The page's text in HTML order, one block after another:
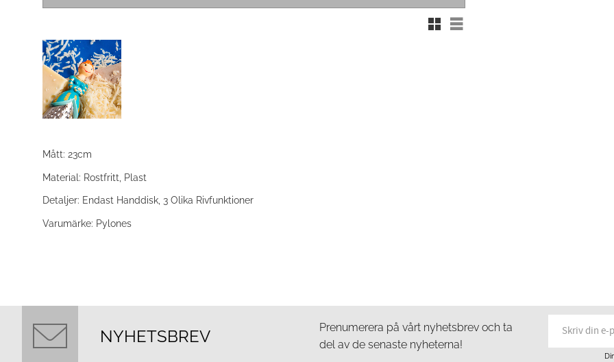
Rutnätsvy
Listvy
Mått: 23cm
Material: Rostfritt, Plast
Detaljer: Endast Handdisk, 3 Olika Rivfunktioner
Varumärke: Pylones
NYHETSBREV
Prenumerera på vårt nyhetsbrev och ta
del av de senaste nyheterna!